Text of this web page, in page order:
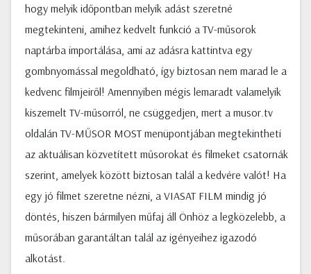
hogy melyik időpontban melyik adást szeretné
megtekinteni, amihez kedvelt funkció a TV-műsorok
naptárba importálása, ami az adásra kattintva egy
gombnyomással megoldható, így biztosan nem marad le a
kedvenc filmjeiről! Amennyiben mégis lemaradt valamelyik
kiszemelt TV-műsorról, ne csüggedjen, mert a musor.tv
oldalán TV-MŰSOR MOST menüpontjában megtekintheti
az aktuálisan közvetített műsorokat és filmeket csatornák
szerint, amelyek között biztosan talál a kedvére valót! Ha
egy jó filmet szeretne nézni, a VIASAT FILM mindig jó
döntés, hiszen bármilyen műfaj áll Önhöz a legközelebb, a
műsorában garantáltan talál az igényeihez igazodó
alkotást.